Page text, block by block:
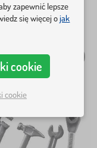
zapewnić lepsze
się więcej ojak
cookie
cookie